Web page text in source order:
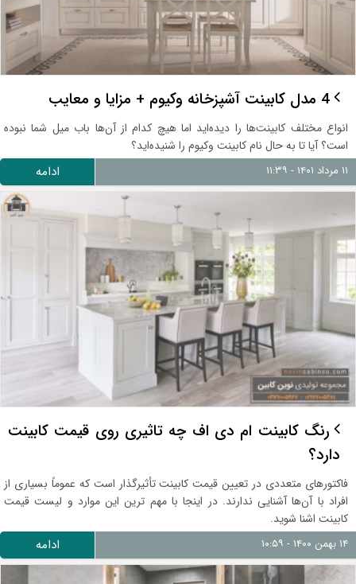
4 مدل کابینت آشپزخانه وکیوم + مزایا و معایب
انواع مختلف کابینت‌ها را دیده‌اید اما هیچ کدام از آن‌ها باب میل شما نبوده
است؟ آیا تا به حال نام کابینت وکیوم را شنیده‌اید؟
ادامه
رنگ کابینت ام دی اف چه تاثیری روی قیمت کابینت
دارد؟
فاکتورهای متعددی در تعیین قیمت کابینت تأثیرگذار است که عموماً بسیاری از
افراد با آن‌ها آشنایی ندارند. در اینجا با مهم ترین این موارد و لیست قیمت
کابینت اشنا شوید.
۱۴ بهمن ۱۴۰۰ - ۱۰:۵۹ ادامه